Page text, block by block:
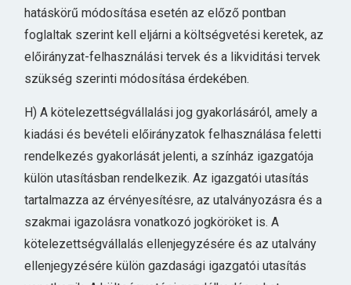
hatáskörű módosítása esetén az előző pontban
foglaltak szerint kell eljárni a költségvetési keretek, az
előirányzat-felhasználási tervek és a likviditási tervek
szükség szerinti módosítása érdekében.
H) A kötelezettségvállalási jog gyakorlásáról, amely a
kiadási és bevételi előirányzatok felhasználása feletti
rendelkezés gyakorlását jelenti, a színház igazgatója
külön utasításban rendelkezik. Az igazgatói utasítás
tartalmazza az érvényesítésre, az utalványozásra és a
szakmai igazolásra vonatkozó jogköröket is. A
kötelezettségvállalás ellenjegyzésére és az utalvány
ellenjegyzésére külön gazdasági igazgatói utasítás